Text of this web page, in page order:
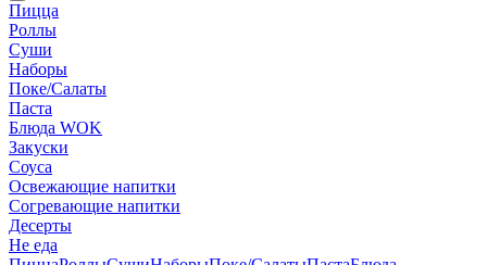
Пицца
Роллы
Суши
Наборы
Поке/Салаты
Паста
Блюда WOK
Закуски
Соуса
Освежающие напитки
Согревающие напитки
Десерты
Не еда